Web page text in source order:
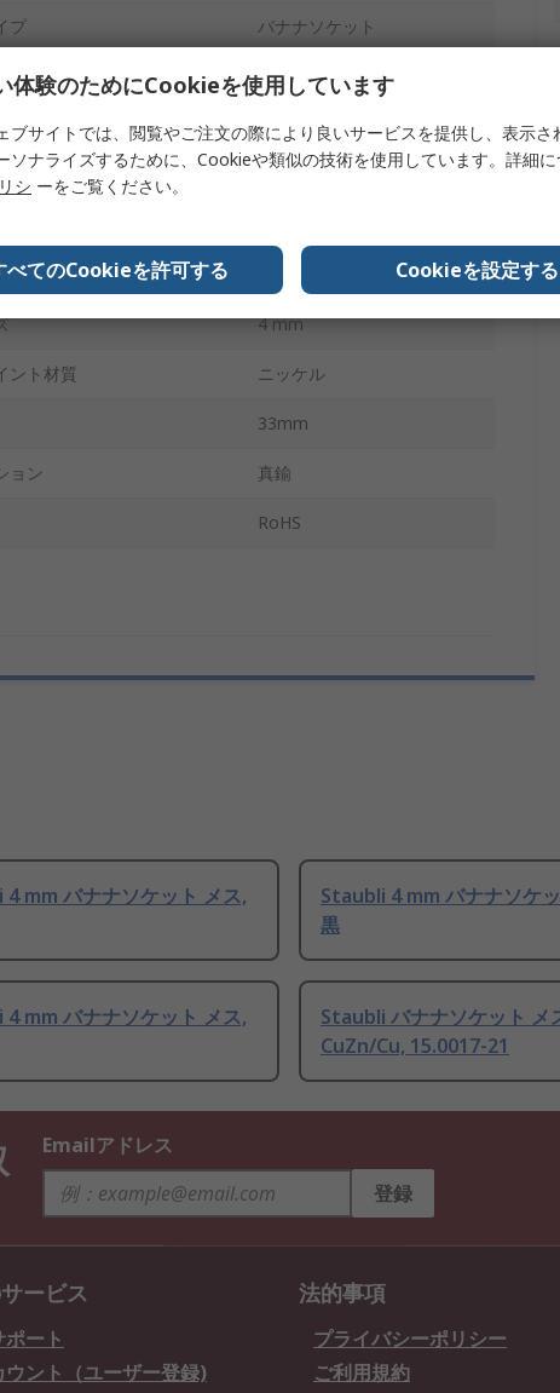
プ バナナソケット
黒
メス
ねじ
4 mm
ント材質 ニッケル
33mm
ョン 真鍮
RoHS
mm バナナソケット メス,
Staubli 4 mm バナナソケ
黒
mm バナナソケット メス,
Staubli バナナソケット メ
CuZn/Cu, 15.0017-21
Emailアドレス
登録
ービス
ート
ウント（ユーザー登録)
法的事項
プライバシーポリシー
ご利用規約
体験のためにCookieを使用しています
ブサイトでは、閲覧やご注文の際により良いサービスを提供し、表示さ
ソナライズするために、Cookieや類似の技術を使用しています。詳細
シ ーをご覧ください。
べてのCookieを許可する Cookieを設定する